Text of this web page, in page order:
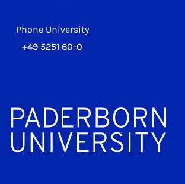
Phone University
+49 5251 60-0